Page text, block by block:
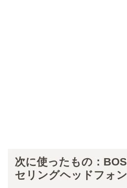
次に使ったもの：
セリングヘッドフォン